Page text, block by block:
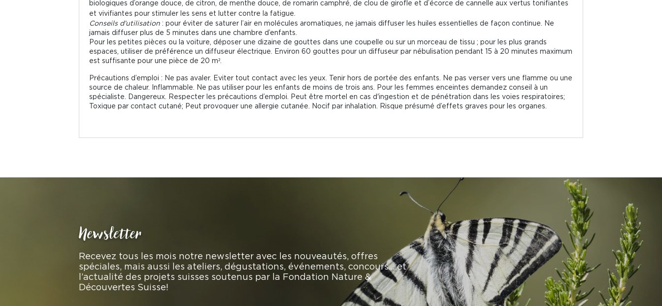
biologiques d’orange douce, de citron, de menthe douce, de romarin camphré, de clou de girofle et d’écorce de cannelle aux vertus tonifiantes
et vivifiantes pour stimuler les sens et lutter contre la fatigue.
Conseils d’utilisation : pour éviter de saturer l’air en molécules aromatiques, ne jamais diffuser les huiles essentielles de façon continue. Ne
jamais diffuser plus de 5 minutes dans une chambre d’enfants.
Pour les petites pièces ou la voiture, déposer une dizaine de gouttes dans une coupelle ou sur un morceau de tissu ; pour les plus grands
espaces, utiliser de préférence un diffuseur électrique. Environ 60 gouttes pour un diffuseur par nébulisation pendant 15 à 20 minutes maximum
est suffisante pour une pièce de 20 m².
Précautions d’emploi : Ne pas avaler. Eviter tout contact avec les yeux. Tenir hors de portée des enfants. Ne pas verser vers une flamme ou une
source de chaleur. Inflammable. Ne pas utiliser pour les enfants de moins de trois ans. Pour les femmes enceintes demandez conseil à un
spécialiste. Dangereux. Respecter les précautions d’emploi. Peut être mortel en cas d'ingestion et de pénétration dans les voies respiratoires;
Toxique par contact cutané; Peut provoquer une allergie cutanée. Nocif par inhalation. Risque présumé d’effets graves pour les organes.
Newsletter
Recevez tous les mois notre newsletter avec les nouveautés, offres
spéciales, mais aussi les ateliers, dégustations, événements, concours… et
l’actualité des projets suisses soutenus par la Fondation Nature &
Découvertes Suisse!